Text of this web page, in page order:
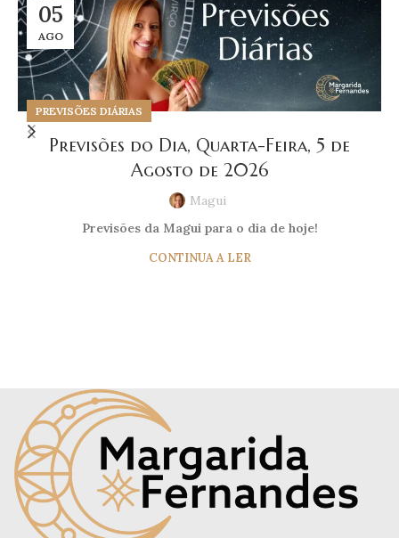
05
AGO
PREVISÕES DIÁRIAS
Previsões do Dia, Quarta-Feira, 5 de
Agosto de 2026
Magui
Previsões da Magui para o dia de hoje!
CONTINUA A LER